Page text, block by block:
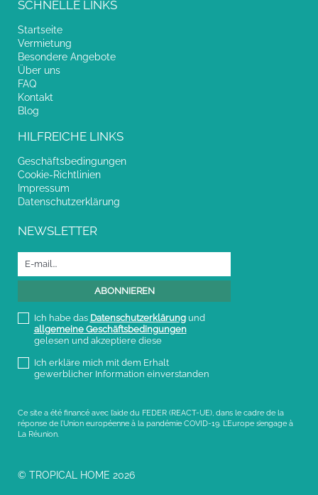
SCHNELLE LINKS
Startseite
Vermietung
Besondere Angebote
Über uns
FAQ
Kontakt
Blog
HILFREICHE LINKS
Geschäftsbedingungen
Cookie-Richtlinien
Impressum
Datenschutzerklärung
NEWSLETTER
Ich habe das Datenschutzerklärungund
allgemeine Geschäftsbedingungen
gelesen und akzeptiere diese
Ich erkläre mich mit dem Erhalt
gewerblicher Information einverstanden
Ce site a été financé avec l’aide du FEDER (REACT-UE), dans le cadre de la
réponse de l’Union européenne à la pandémie COVID-19. L’Europe s’engage à
La Réunion.
© TROPICAL HOME 2026